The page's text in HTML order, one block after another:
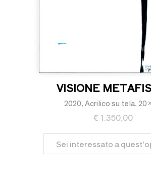
VISIONE
2020, Acrilico su tela,
€ 1.350,00
Sei interessato a